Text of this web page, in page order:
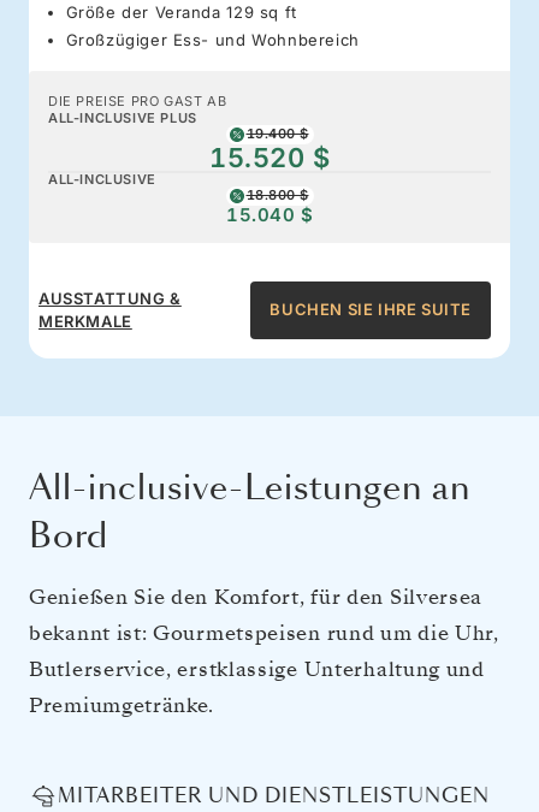
Größe der Veranda 129 sq ft
Großzügiger Ess- und Wohnbereich
DIE PREISE PRO GAST AB
ALL-INCLUSIVE PLUS
19.400 $
15.520 $
ALL-INCLUSIVE
18.800 $
15.040 $
AUSSTATTUNG &
MERKMALE
BUCHEN SIE IHRE SUITE
All-inclusive-Leistungen an
Bord
Genießen Sie den Komfort, für den Silversea
bekannt ist: Gourmetspeisen rund um die Uhr,
Butlerservice, erstklassige Unterhaltung und
Premiumgetränke.
MITARBEITER UND DIENSTLEISTUNGEN